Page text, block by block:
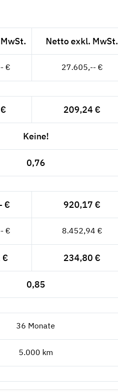
Netto exkl. MwSt.
€ 27.605,-- €
209,24 €
Keine!
0,76
€ 920,17 €
€ 8.452,94 €
€ 234,80 €
0,85
36 Monate
5.000 km